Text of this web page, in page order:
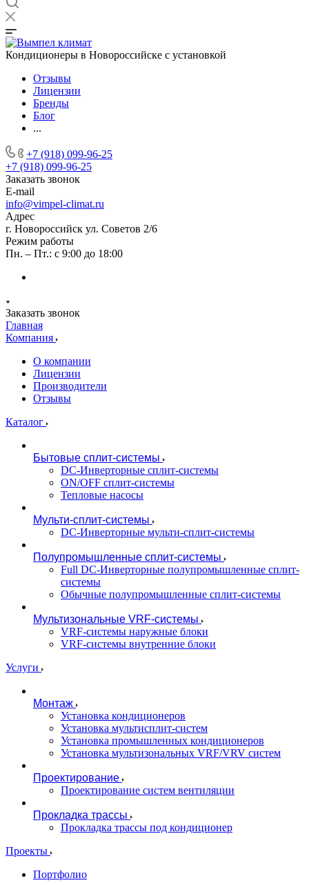
Кондиционеры в Новороссийске с установкой
Отзывы
Лицензии
Бренды
Блог
...
+7 (918) 099-96-25
+7 (918) 099-96-25
Заказать звонок
E-mail
info@vimpel-climat.ru
Адрес
г. Новороссийск ул. Советов 2/6
Режим работы
Пн. – Пт.: с 9:00 до 18:00
Заказать звонок
Главная
Компания
О компании
Лицензии
Производители
Отзывы
Каталог
Бытовые сплит-системы
DC-Инверторные сплит-системы
ON/OFF сплит-системы
Тепловые насосы
Мульти-сплит-системы
DC-Инверторные мульти-сплит-системы
Полупромышленные сплит-системы
Full DC-Инверторные полупромышленные сплит-
системы
Обычные полупромышленные сплит-системы
Мультизональные VRF-системы
VRF-системы наружные блоки
VRF-системы внутренние блоки
Услуги
Монтаж
Установка кондиционеров
Установка мультисплит-систем
Установка промышленных кондиционеров
Установка мультизональных VRF/VRV систем
Проектирование
Проектирование систем вентиляции
Прокладка трассы
Прокладка трассы под кондиционер
Проекты
Портфолио